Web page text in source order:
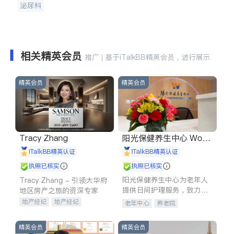
泌尿科
相关精英会员 推广 | 基于iTalkBB精英会员，进行展示
精英会员
Tracy Zhang
iTalkBB精英认证
执照已核实
Tracy Zhang - 引领大华府
地区房产之旅的资深专家
地产经纪
地产经纪
商铺租售
开发商建商
精英会员
阳光保健养生中心 World
shine
iTalkBB精英认证
执照已核实
阳光保健养生中心为老年人
提供日间护理服务，致力于
通过持续的护理创新来有效
老年中心 养老院
精英会员 精英会员